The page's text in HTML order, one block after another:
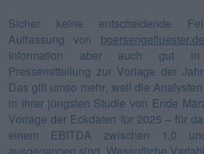
Sicher keine entscheidende
Auffassung von boersengefluester.de
Information aber auch gut
Pressemitteilung zur Vorlage der
Das gilt umso mehr, weil die
in ihrer jüngsten Studie von Ende
Vorlage der Eckdaten für 2025 – für
einem EBITDA zwischen 1,0
ausgegangen sind. Wesentliche